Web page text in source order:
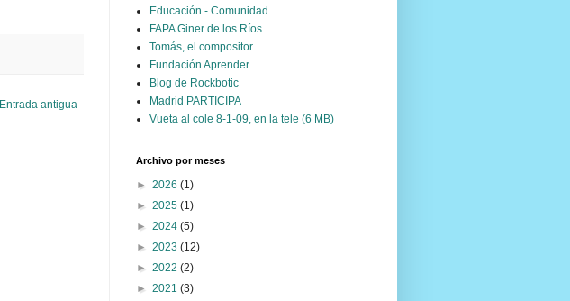
Entrada antigua
Educación - Comunidad
FAPA Giner de los Ríos
Tomás, el compositor
Fundación Aprender
Blog de Rockbotic
Madrid PARTICIPA
Vueta al cole 8-1-09, en la tele (6 MB)
Archivo por meses
► 2026 (1)
► 2025 (1)
► 2024 (5)
► 2023 (12)
► 2022 (2)
► 2021 (3)